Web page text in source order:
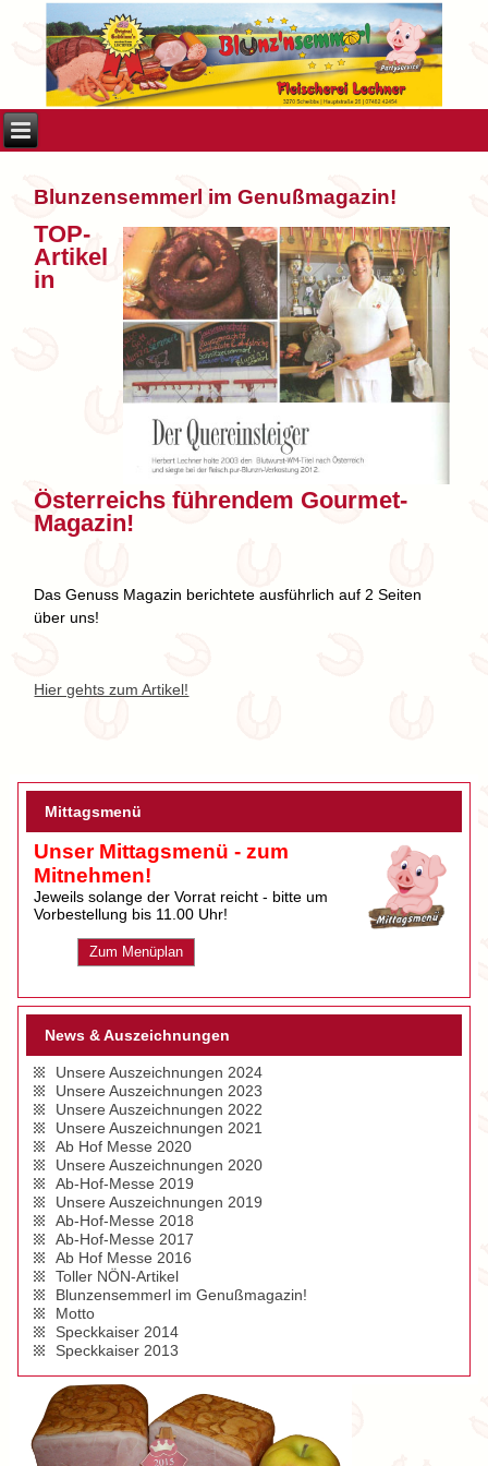
Blunzensemmerl im Genußmagazin!
TOP-
Artikel
in
Österreichs führendem Gourmet-
Magazin!
Das Genuss Magazin berichtete ausführlich auf 2 Seiten
über uns!
Hier gehts zum Artikel!
Mittagsmenü
Unser Mittagsmenü - zum
Mitnehmen!
Jeweils solange der Vorrat reicht - bitte um
Vorbestellung bis 11.00 Uhr!
Zum Menüplan
News & Auszeichnungen
Unsere Auszeichnungen 2024
Unsere Auszeichnungen 2023
Unsere Auszeichnungen 2022
Unsere Auszeichnungen 2021
Ab Hof Messe 2020
Unsere Auszeichnungen 2020
Ab-Hof-Messe 2019
Unsere Auszeichnungen 2019
Ab-Hof-Messe 2018
Ab-Hof-Messe 2017
Ab Hof Messe 2016
Toller NÖN-Artikel
Blunzensemmerl im Genußmagazin!
Motto
Speckkaiser 2014
Speckkaiser 2013